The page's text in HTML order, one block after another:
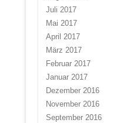
Juli 2017
Mai 2017
April 2017
März 2017
Februar 2017
Januar 2017
Dezember 2016
November 2016
September 2016